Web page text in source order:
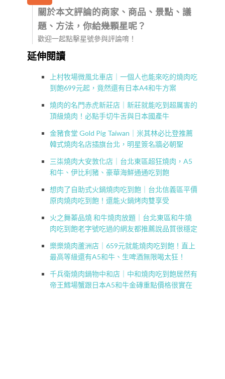
關於本文評論的商家、商品、景點、議
題、方法，你給幾顆星呢？
歡迎一起點擊星號參與評論唷！
延伸閱讀
上村牧場微風北車店｜一個人也能來吃的燒肉吃
到飽699元起，竟然還有日本A4和牛方案
燒肉的名門赤虎新莊店｜新莊就能吃到超厲害的
頂級燒肉！必點手切牛舌與日本國產牛
金豬食堂 Gold Pig Taiwan｜米其林必比登推薦
韓式燒肉名店插旗台北，明星簽名牆必朝聖
三柒燒肉大安敦化店｜台北東區超狂燒肉，A5
和牛、伊比利豬、豪華海鮮通通吃到飽
想肉了自助式火鍋燒肉吃到飽｜台北信義區平價
原肉燒肉吃到飽！還能火鍋烤肉雙享受
火之舞蓁品燒 和牛燒肉放題｜台北東區和牛燒
肉吃到飽老字號吃過的網友都推薦說品質很穩定
樂樂燒肉蘆洲店｜659元就能燒肉吃到飽！直上
最高等級還有A5和牛、生啤酒無限喝太狂！
千兵衛燒肉鍋物中和店｜中和燒肉吃到飽居然有
帝王鱈場蟹跟日本A5和牛金磚重點價格很實在